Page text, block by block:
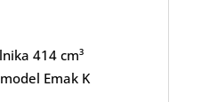
414 cm³
Emak K